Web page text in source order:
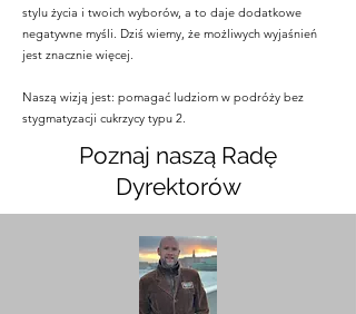
stylu życia i twoich wyborów, a to daje dodatkowe
negatywne myśli. Dziś wiemy, że możliwych wyjaśnień
jest znacznie więcej.
Naszą wizją jest: pomagać ludziom w podróży bez
stygmatyzacji cukrzycy typu 2.
Poznaj naszą Radę
Dyrektorów